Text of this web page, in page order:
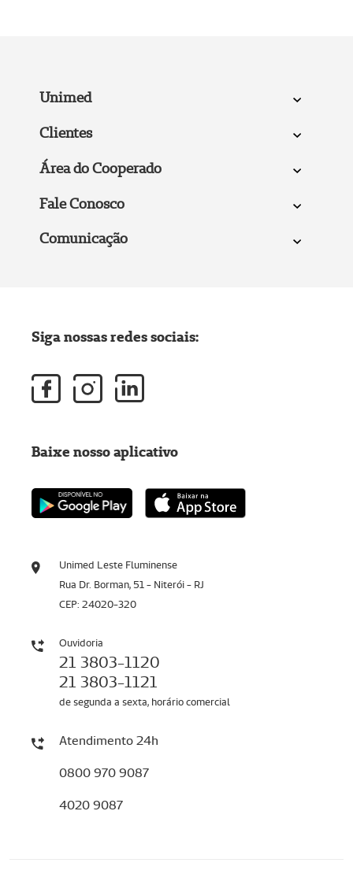
Unimed
Clientes
Área do Cooperado
Fale Conosco
Comunicação
Unimed Leste Fluminense
Rua Dr. Borman, 51 - Niterói - RJ
CEP: 24020-320
Ouvidoria
21 3803-1120
21 3803-1121
de segunda a sexta, horário comercial
Atendimento 24h
0800 970 9087
4020 9087
Siga nossas redes sociais:
Baixe nosso aplicativo